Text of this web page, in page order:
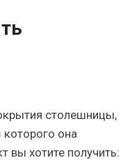
столешницы,
которого она
вы хотите получить: